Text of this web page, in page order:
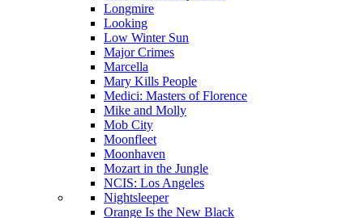
Longmire
Looking
Low Winter Sun
Major Crimes
Marcella
Mary Kills People
Medici: Masters of Florence
Mike and Molly
Mob City
Moonfleet
Moonhaven
Mozart in the Jungle
NCIS: Los Angeles
Nightsleeper
Orange Is the New Black